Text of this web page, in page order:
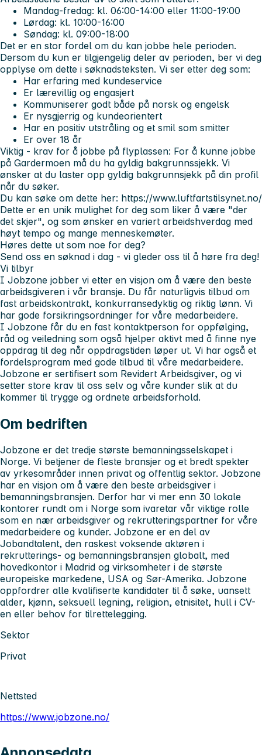
Mandag-fredag: kl. 06:00-14:00 eller 11:00-19:00
Lørdag: kl. 10:00-16:00
Søndag: kl. 09:00-18:00
Det er en stor fordel om du kan jobbe hele perioden.
Dersom du kun er tilgjengelig deler av perioden, ber vi deg
opplyse om dette i søknadsteksten. Vi ser etter deg som:
Har erfaring med kundeservice
Er lærevillig og engasjert
Kommuniserer godt både på norsk og engelsk
Er nysgjerrig og kundeorientert
Har en positiv utstråling og et smil som smitter
Er over 18 år
Viktig - krav for å jobbe på flyplassen: For å kunne jobbe
på Gardermoen må du ha gyldig bakgrunnssjekk. Vi
ønsker at du laster opp gyldig bakgrunnsjekk på din profil
når du søker.
Du kan søke om dette her: https://www.luftfartstilsynet.no/
Dette er en unik mulighet for deg som liker å være "der
det skjer", og som ønsker en variert arbeidshverdag med
høyt tempo og mange menneskemøter.
Høres dette ut som noe for deg?
Send oss en søknad i dag - vi gleder oss til å høre fra deg!
Vi tilbyr
I Jobzone jobber vi etter en visjon om å være den beste
arbeidsgiveren i vår bransje. Du får naturligvis tilbud om
fast arbeidskontrakt, konkurransedyktig og riktig lønn. Vi
har gode forsikringsordninger for våre medarbeidere.
I Jobzone får du en fast kontaktperson for oppfølging,
råd og veiledning som også hjelper aktivt med å finne nye
oppdrag til deg når oppdragstiden løper ut. Vi har også et
fordelsprogram med gode tilbud til våre medarbeidere.
Jobzone er sertifisert som Revidert Arbeidsgiver, og vi
setter store krav til oss selv og våre kunder slik at du
kommer til trygge og ordnete arbeidsforhold.
Om bedriften
Jobzone er det tredje største bemanningsselskapet i
Norge. Vi betjener de fleste bransjer og et bredt spekter
av yrkesområder innen privat og offentlig sektor. Jobzone
har en visjon om å være den beste arbeidsgiver i
bemanningsbransjen. Derfor har vi mer enn 30 lokale
kontorer rundt om i Norge som ivaretar vår viktige rolle
som en nær arbeidsgiver og rekrutteringspartner for våre
medarbeidere og kunder. Jobzone er en del av
Jobandtalent, den raskest voksende aktøren i
rekrutterings- og bemanningsbransjen globalt, med
hovedkontor i Madrid og virksomheter i de største
europeiske markedene, USA og Sør-Amerika. Jobzone
oppfordrer alle kvalifiserte kandidater til å søke, uansett
alder, kjønn, seksuell legning, religion, etnisitet, hull i CV-
en eller behov for tilrettelegging.
Sektor
Privat
Nettsted
https://www.jobzone.no/